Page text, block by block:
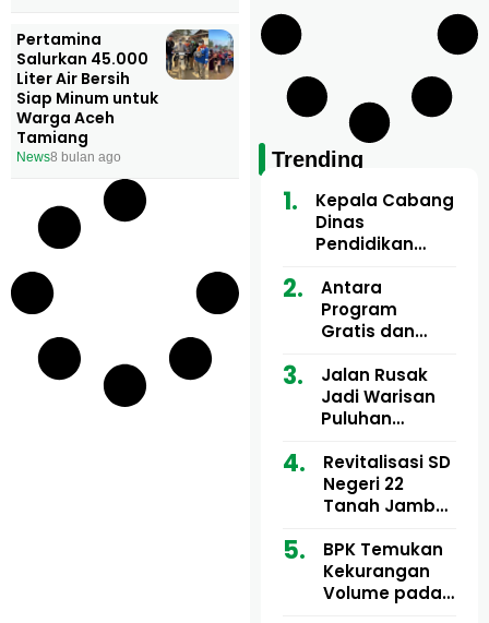
Pertamina
Salurkan 45.000
Liter Air Bersih
Siap Minum untuk
Warga Aceh
Tamiang
News8 bulan ago Trending
Kepala Cabang
Dinas
Pendidikan
Utara Buka
Pelatihan Deep
Learning serta
Artifisial bagi
Guru
Matematika
Antara
Program
Gratis dan
Motor Imum
Gampong, Uji
Nyali APH
Bermain di
Balik Rp250
Ribu
Jalan Rusak
Jadi Warisan
Puluhan
dan Tgk
Muharuddin
Kini Didesak
Revitalisasi SD
Negeri 22
Tanah Jambo
Miliar Tuai
Sorotan, Publik
Pertanyakan
BPK Temukan
Kekurangan
Volume pada